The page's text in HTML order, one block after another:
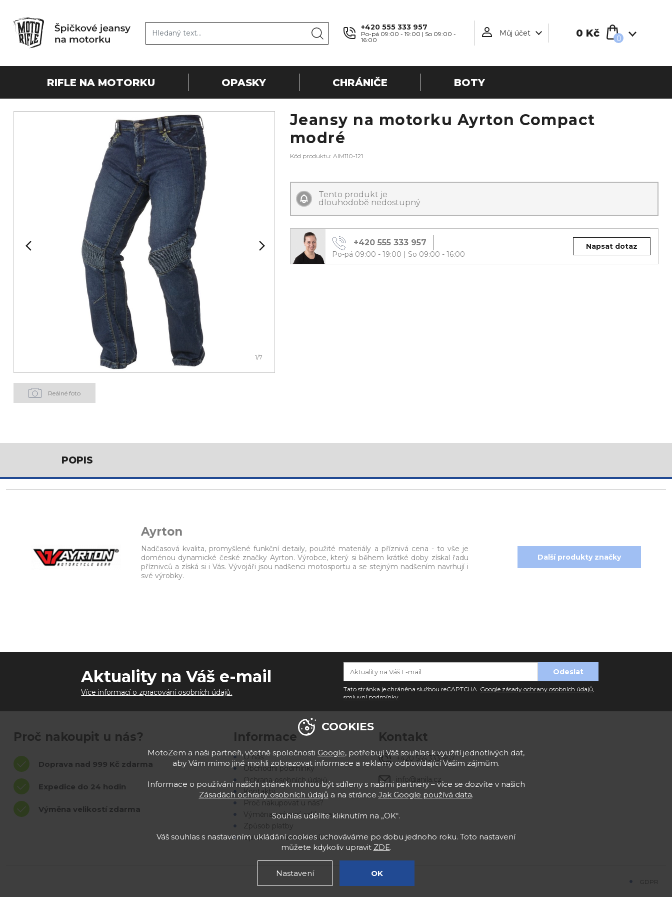
+420 555 333 957
Po-pá 09:00 - 19:00 | So 09:00 -
16:00
Můj účet 0 Kč 0
RIFLE NA MOTORKU OPASKY CHRÁNIČE BOTY
Jeansy na motorku Ayrton Compact
modré
Kód produktu: AIM110-121
1/7
Reálné foto
Tento produkt je
dlouhodobě nedostupný
+420 555 333 957
Po-pá 09:00 - 19:00 | So 09:00 - 16:00
Napsat dotaz
POPIS
Ayrton
Nadčasová kvalita, promyšlené funkční detaily, použité materiály a příznivá cena - to vše je
doménou dynamické české značky Ayrton. Výrobce, který si během krátké doby získal řadu
příznivců a získá si i Vás. Vývojáři jsou nadšenci motosportu a se stejným nadšením navrhují i
své výrobky.
Další produkty značky
Aktuality na Váš e-mail
Více informací o zpracování osobních údajů. Tato stránka je chráněna službou reCAPTCHA. Google zásady ochrany osobních údajů
smluvní podmínky
Proč nakoupit u nás?
Doprava nad 999 Kč zdarma
Expedice do 24 hodin
Výměna velikostí zdarma
Informace
O nás
Obchodní podmínky
Ochrana osobních údajů
Kontakty
Proč nakupovat u nás?
Výměna, vrácení, reklamace
Způsob platby
Upravit nastavení cookies
Kontakt
+420 555 333 957
info@anila.cz
GDPR
COOKIES
MotoZem a naši partneři, včetně společnosti Google, potřebují Váš souhlas k využití jednotlivých dat,
aby Vám mimo jiné mohli zobrazovat informace a reklamy odpovídající Vašim zájmům.
Informace o používání našich stránek mohou být sdíleny s našimi partnery – více se dozvíte v našich
Zásadách ochrany osobních údajů a na stránce Jak Google používá data.
Souhlas udělíte kliknutím na „OK“.
Váš souhlas s nastavením ukládání cookies uchováváme po dobu jednoho roku. Toto nastavení
můžete kdykoliv upravit ZDE.
Nastavení OK